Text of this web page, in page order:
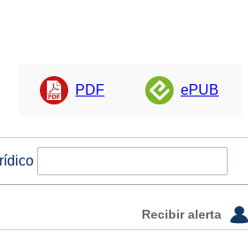
PDF ePUB
Recibir alerta